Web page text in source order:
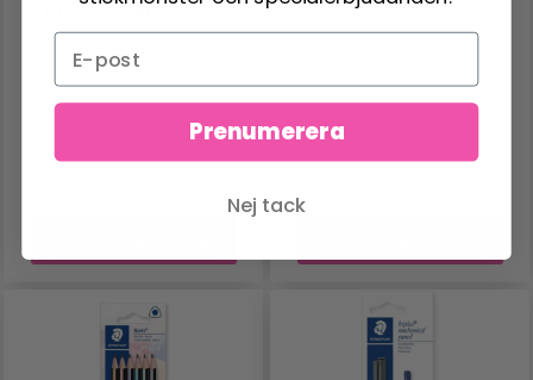
BLYERTSAR, 12 ST.
368.00 SEK 60.95 SEK
Prenumerera
Nej tack